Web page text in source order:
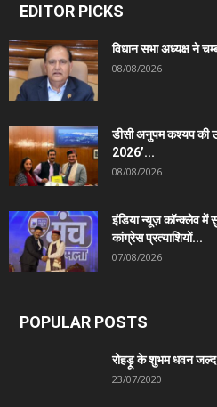
EDITOR PICKS
विधान सभा अध्यक्ष ने
08/08/2026
डीसी अनुपम कश्यप की
2026’...
08/08/2026
इंडिया न्यूज़ कॉन्क्लेव
कांग्रेस प्रत्याशियों...
07/08/2026
POPULAR POSTS
रोहड़ू के शुभम धवन जल्द
23/07/2020